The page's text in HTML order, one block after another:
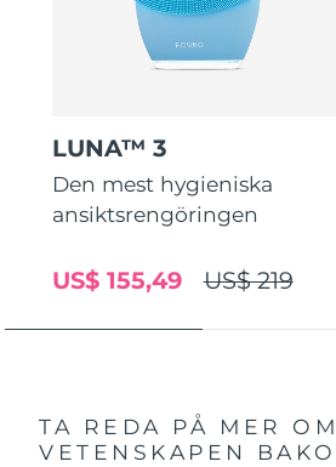
LUNA™ 3
Den mest hygieniska
ansiktsrengöringen
US$ 219
US$ 155,49
TA REDA PÅ MER OM
VETENSKAPEN